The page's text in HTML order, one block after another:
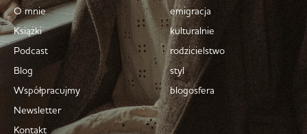
O mnie
Książki
Podcast
Blog
Współpracujmy
Newsletter
Kontakt
emigracja
kulturalnie
rodzicielstwo
styl
blogosfera